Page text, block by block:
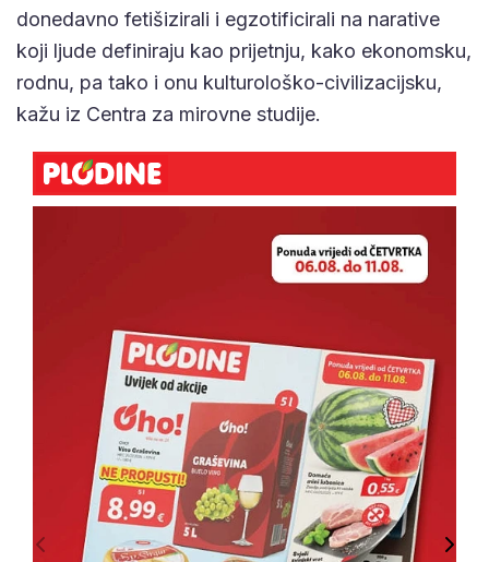
donedavno fetišizirali i egzotificirali na narative
koji ljude definiraju kao prijetnju, kako ekonomsku,
rodnu, pa tako i onu kulturološko-civilizacijsku,
kažu iz Centra za mirovne studije.